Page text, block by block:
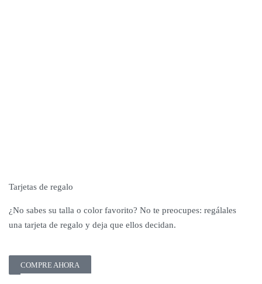
Tarjetas de regalo
¿No sabes su talla o color favorito? No te preocupes: regálales
una tarjeta de regalo y deja que ellos decidan.
COMPRE AHORA